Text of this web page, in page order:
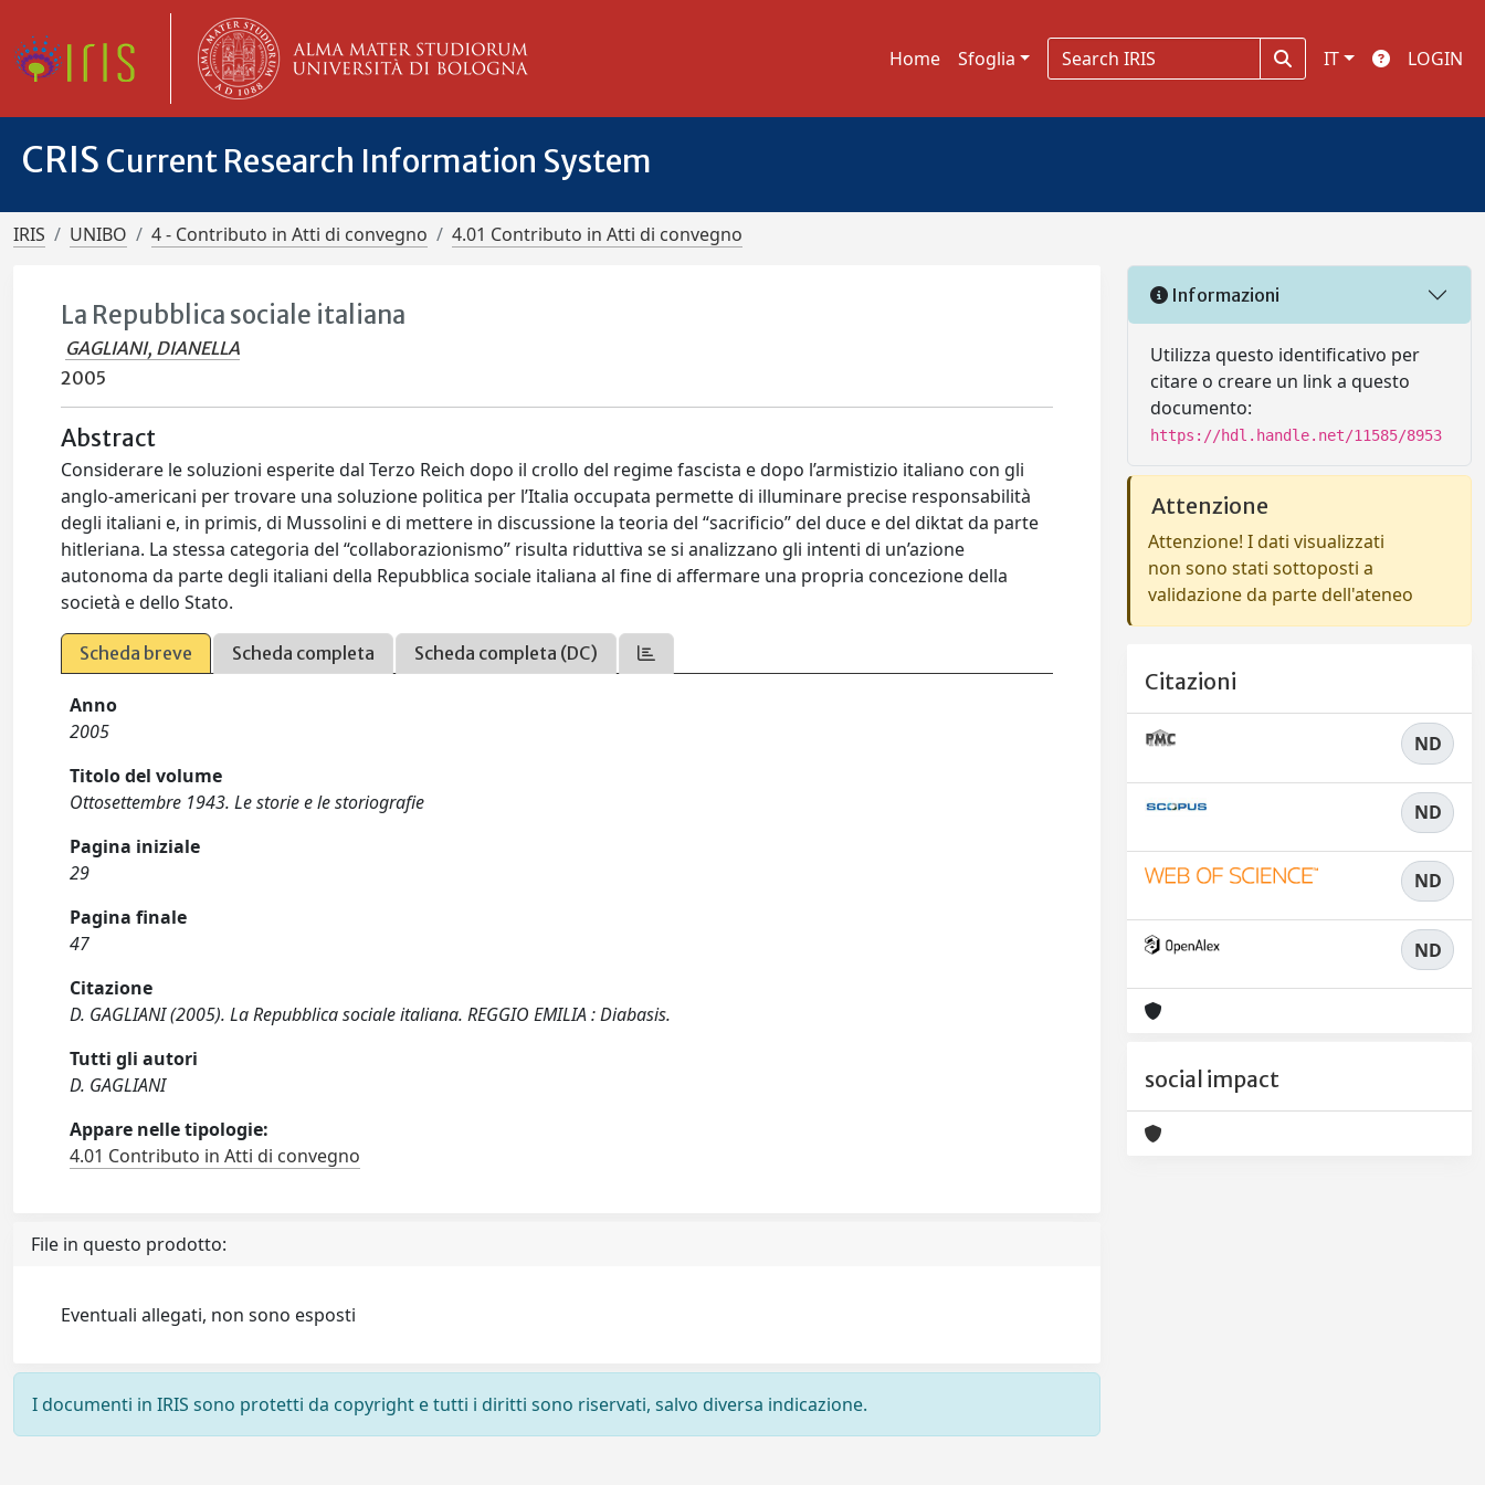
Home Sfoglia IT LOGIN
CRIS Current Research Information System
IRIS UNIBO 4 - Contributo in Atti di convegno 4.01 Contributo in Atti di convegno
La Repubblica sociale italiana
GAGLIANI, DIANELLA
2005
Abstract
Considerare le soluzioni esperite dal Terzo Reich dopo il crollo del regime fascista e dopo l’armistizio italiano con gli
anglo-americani per trovare una soluzione politica per l’Italia occupata permette di illuminare precise responsabilità
degli italiani e, in primis, di Mussolini e di mettere in discussione la teoria del “sacrificio” del duce e del diktat da parte
hitleriana. La stessa categoria del “collaborazionismo” risulta riduttiva se si analizzano gli intenti di un’azione
autonoma da parte degli italiani della Repubblica sociale italiana al fine di affermare una propria concezione della
società e dello Stato.
Scheda breve Scheda completa Scheda completa (DC)
Anno
2005
Titolo del volume
Ottosettembre 1943. Le storie e le storiografie
Pagina iniziale
29
Pagina finale
47
Citazione
D. GAGLIANI (2005). La Repubblica sociale italiana. REGGIO EMILIA : Diabasis.
Tutti gli autori
D. GAGLIANI
Appare nelle tipologie:
4.01 Contributo in Atti di convegno
File in questo prodotto:
Eventuali allegati, non sono esposti
I documenti in IRIS sono protetti da copyright e tutti i diritti sono riservati, salvo diversa indicazione.
Informazioni
Utilizza questo identificativo per
citare o creare un link a questo
documento:
https://hdl.handle.net/11585/8953
Attenzione
Attenzione! I dati visualizzati
non sono stati sottoposti a
validazione da parte dell'ateneo
Citazioni
ND
ND
ND
ND
social impact